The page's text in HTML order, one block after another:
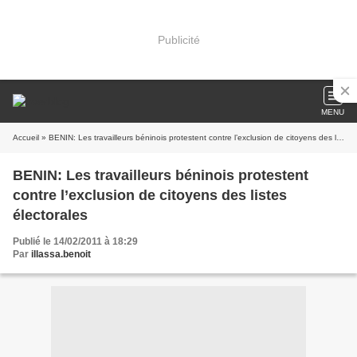
Publicité
MENU
Accueil » BENIN: Les travailleurs béninois protestent contre l’exclusion de citoyens des listes électorales
BENIN: Les travailleurs béninois protestent
contre l’exclusion de citoyens des listes
électorales
Publié le 14/02/2011 à 18:29
Par illassa.benoit